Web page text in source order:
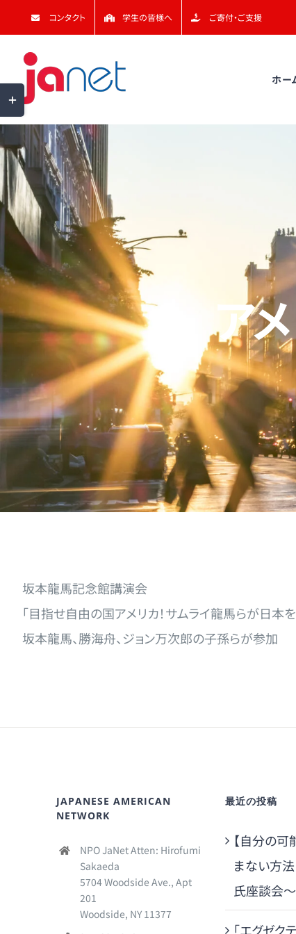
to
content
コンタクト 学生の皆様へ ご寄付・ご支援
ホー
ア
坂本龍馬記念館講演会
「目指せ自由の国アメリカ！サムライ龍馬らが日本を
坂本龍馬、勝海舟、ジョン万次郎の子孫らが参加
JAPANESE AMERICAN
NETWORK
NPO JaNet Atten: Hirofumi
Sakaeda
5704 Woodside Ave., Apt
201
Woodside, NY 11377
最近の投稿
【自分の
まない方
氏座談会～
「エグゼク
Toggle
Sliding
Bar
Area